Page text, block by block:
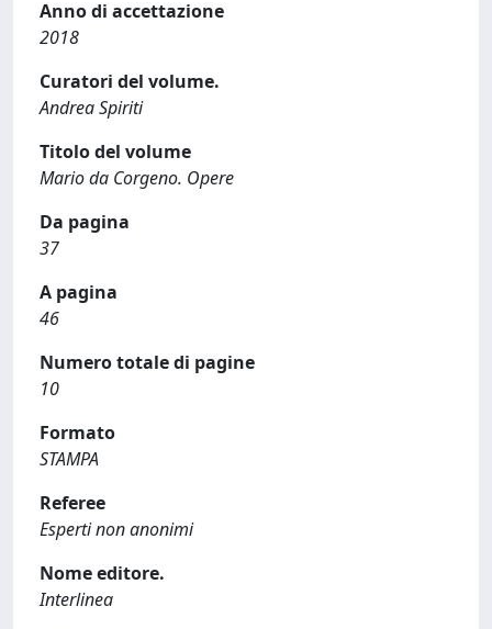
Anno di accettazione
2018
Curatori del volume.
Andrea Spiriti
Titolo del volume
Mario da Corgeno. Opere
Da pagina
37
A pagina
46
Numero totale di pagine
10
Formato
STAMPA
Referee
Esperti non anonimi
Nome editore.
Interlinea